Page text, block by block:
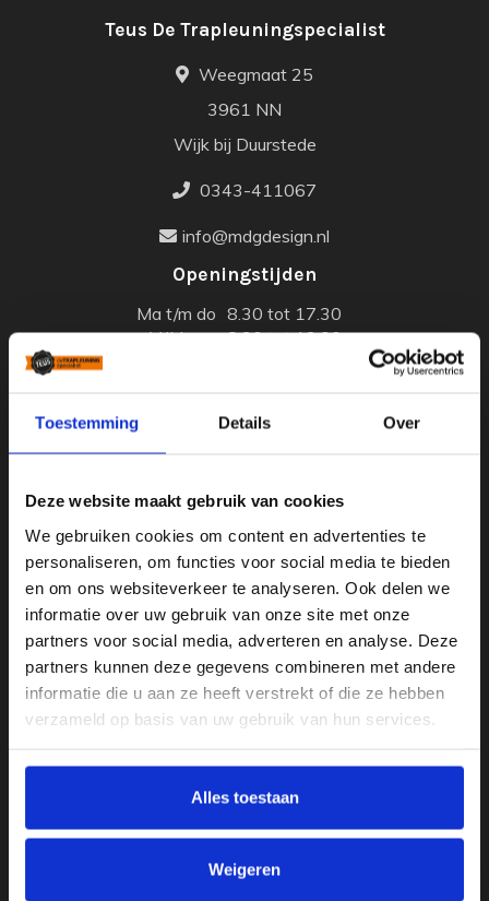
Toestemming Details Over
Deze website maakt gebruik van cookies
We gebruiken cookies om content en advertenties te
personaliseren, om functies voor social media te bieden
en om ons websiteverkeer te analyseren. Ook delen we
informatie over uw gebruik van onze site met onze
partners voor social media, adverteren en analyse. Deze
partners kunnen deze gegevens combineren met andere
informatie die u aan ze heeft verstrekt of die ze hebben
verzameld op basis van uw gebruik van hun services.
Alles toestaan
Weigeren
Teus De Trapleuningspecialist
Weegmaat 25
3961 NN
Wijk bij Duurstede
0343-411067
info@mdgdesign.nl
Openingstijden
Ma t/m do 8.30 tot 17.30
Vrijdag
8.30 tot 13.00
BTW - NL864098261B01
Standaard trapleuningen
Stalen trapleuning met houders
Maatwerk trapleuningen
RVS trapleuningen